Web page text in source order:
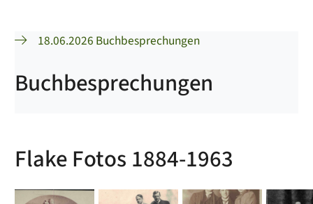
18.06.2026 Buchbesprechungen
Buchbesprechungen
Flake Fotos 1884-1963